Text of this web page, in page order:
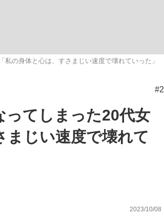
私の身体と心は、すさまじい速度で壊れていった」
#2
ってしまった20代女
まじい速度で壊れて
2023/10/08